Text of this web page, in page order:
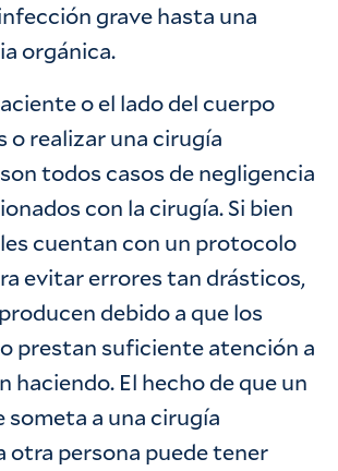
grave hasta una
orgánica.
o el lado del cuerpo
o realizar una cirugía
todos casos de negligencia
con la cirugía. Si bien
cuentan con un protocolo
evitar errores tan drásticos,
debido a que los
prestan suficiente atención a
haciendo. El hecho de que un
someta a una cirugía
otra persona puede tener